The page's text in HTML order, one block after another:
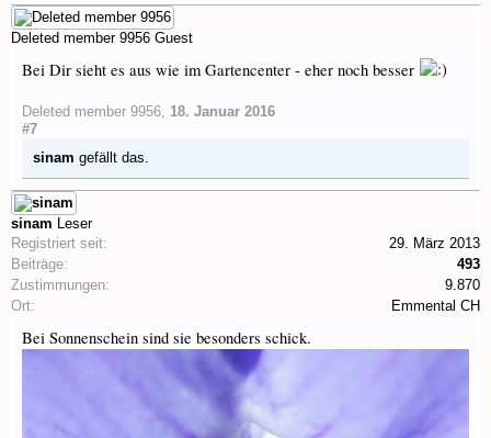
Deleted member 9956 Guest
Bei Dir sieht es aus wie im Gartencenter - eher noch besser
Deleted member 9956, 18. Januar 2016
#7
sinam gefällt das.
sinam Leser
Registriert seit:
29. März 2013
Beiträge:
493
Zustimmungen:
9.870
Ort:
Emmental CH
Bei Sonnenschein sind sie besonders schick.